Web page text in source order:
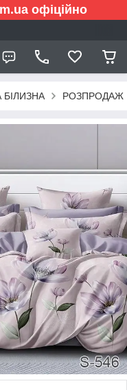
офіційно
БІЛИЗНА РОЗПРОДАЖ